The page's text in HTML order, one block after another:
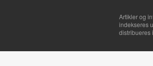
Artikler og
indekseres
distribueres